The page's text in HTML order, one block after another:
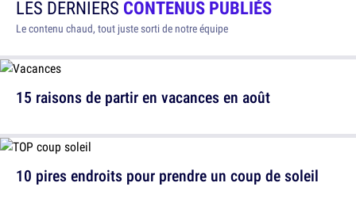
LES DERNIERS CONTENUS PUBLIÉS
Le contenu chaud, tout juste sorti de notre équipe
15 raisons de partir en vacances en août
10 pires endroits pour prendre un coup de soleil